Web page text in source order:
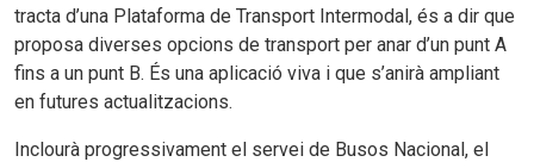
tracta d’una Plataforma de Transport Intermodal, és a dir que
proposa diverses opcions de transport per anar d’un punt A
fins a un punt B. És una aplicació viva i que s’anirà ampliant
en futures actualitzacions.
Inclourà progressivament el servei de Busos Nacional, el